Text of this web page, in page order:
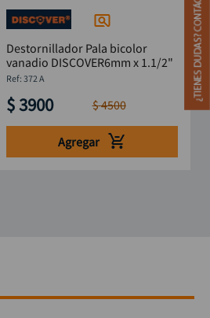
Destornillador Pala bicolor
vanadio DISCOVER6mm x 1.1/2"
:372 A
$3900 $4500
Agregar